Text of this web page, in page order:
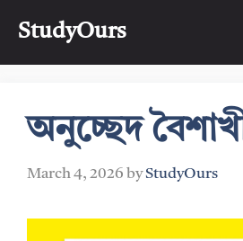
StudyOurs
অনুচ্ছেদ
March 4, 2026 byStudyOurs